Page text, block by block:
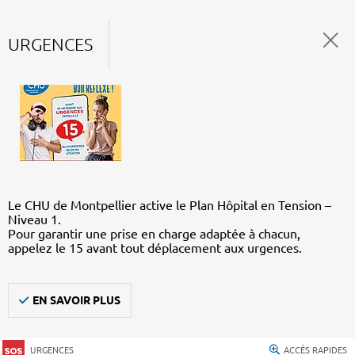
URGENCES
Le CHU de Montpellier active le Plan Hôpital en Tension –
Niveau 1.
Pour garantir une prise en charge adaptée à chacun,
appelez le 15 avant tout déplacement aux urgences.
EN SAVOIR PLUS
URGENCES ACCÈS RAPIDES